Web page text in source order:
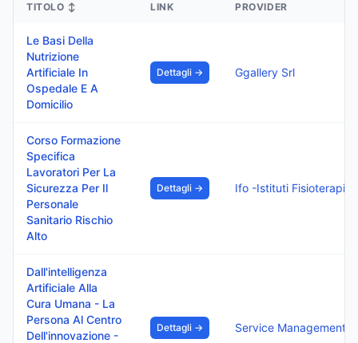
TITOLO ↕ LINK PROVIDER
Le Basi Della
Nutrizione
Artificiale In
Ospedale E A
Domicilio
Dettagli → Ggallery Srl
Corso Formazione
Specifica
Lavoratori Per La
Sicurezza Per Il
Personale
Sanitario Rischio
Alto
Dettagli →
Dall'intelligenza
Artificiale Alla
Cura Umana - La
Persona Al Centro
Dell'innovazione -
Dettagli → Service Management